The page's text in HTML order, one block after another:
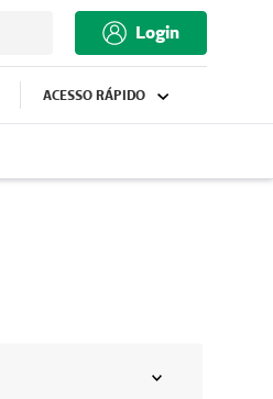
Login
ACESSO RÁPIDO